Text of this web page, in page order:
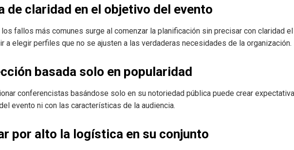
de claridad en el objetivo del evento
los fallos más comunes surge al comenzar la planificación sin precisar con claridad
a elegir perfiles que no se ajusten a las verdaderas necesidades de la organización.
basada solo en popularidad
conferencistas basándose solo en su notoriedad pública puede crear
evento ni con las características de la audiencia.
por alto la logística en su conjunto